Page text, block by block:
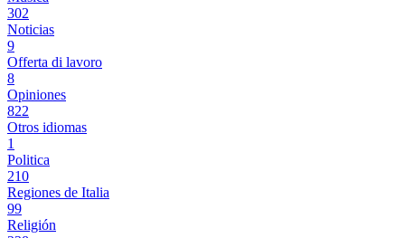
302
Noticias
9
Offerta di lavoro
8
Opiniones
822
Otros idiomas
1
Politica
210
Regiones de Italia
99
Religión